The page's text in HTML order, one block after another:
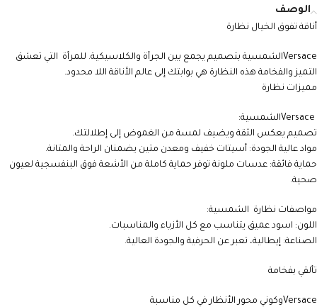
الوصف
أناقة تفوق الخيال نظارة
Versaceالشمسية بتصميم يجمع بين الجرأة والكلاسيكية. للمرأة التي تعشق
التميز والفخامة هذه النظارة هي بوابتك إلى عالم الأناقة اللا محدود.
مميزات نظارة
Versaceالشمسية:
تصميم يعكس الثقة ويضيف لمسة من الغموض إلى إطلالتك.
مواد عالية الجودة: أسيتات خفيف ومعدن متين يضمنان الراحة والمتانة.
حماية فائقة: عدسات ملونة توفر حماية كاملة من الأشعة فوق البنفسجية لعيون
صحية.
مواصفات نظارة الشمسية:
اللون: اسود عميق يتناسب مع كل الأزياء والمناسبات.
الصناعة: إيطالية، تعبر عن الحرفية والجودة العالية.
تألقي بفخامة
Versaceوكوني محور الأنظار في كل مناسبة